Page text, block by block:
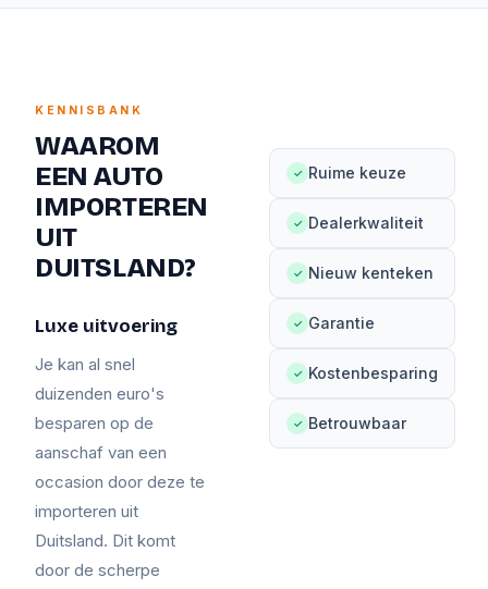
KENNISBANK
WAAROM
EEN AUTO
IMPORTEREN
UIT
DUITSLAND?
Luxe uitvoering
Je kan al snel
duizenden euro's
besparen op de
aanschaf van een
occasion door deze te
importeren uit
Duitsland. Dit komt
door de scherpe
✓ Ruime keuze
✓ Dealerkwaliteit
✓ Nieuw kenteken
✓ Garantie
✓ Kostenbesparing
✓ Betrouwbaar